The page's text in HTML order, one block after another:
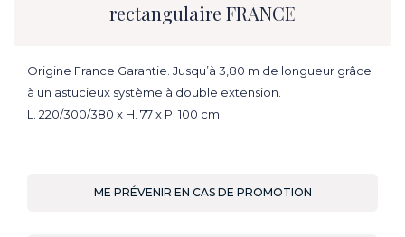
rectangulaire FRANCE
Origine France Garantie. Jusqu’à 3,80 m de longueur grâce
à un astucieux système à double extension.
L. 220/300/380 x H. 77 x P. 100 cm
ME PRÉVENIR EN CAS DE PROMOTION